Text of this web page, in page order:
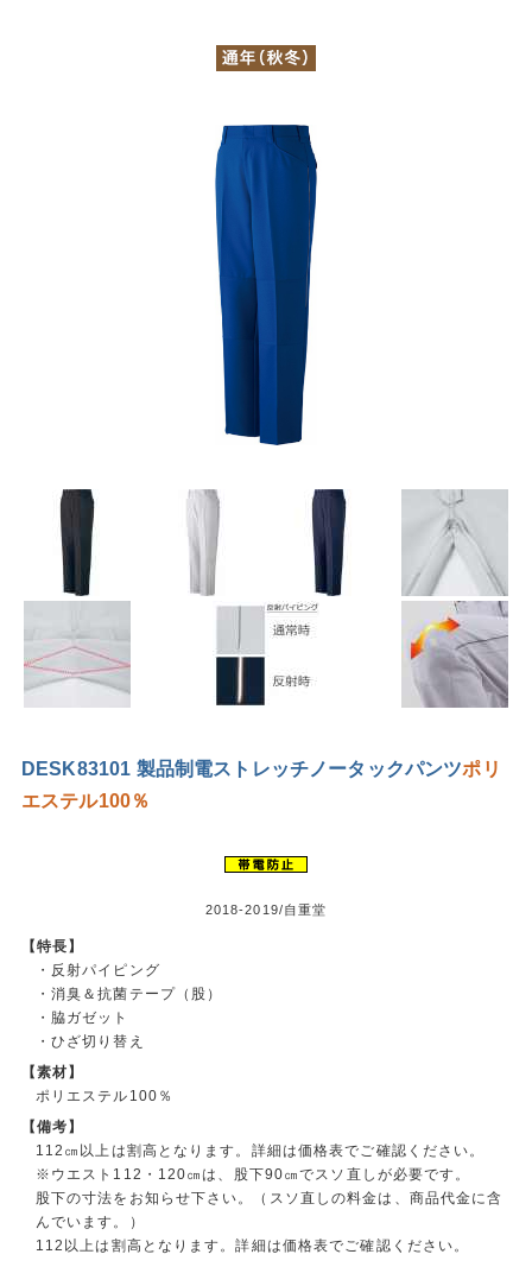
DESK83101 製品制電ストレッチノータックパンツポリ
エステル100％
2018-2019/自重堂
【特長】
・反射パイピング
・消臭＆抗菌テープ（股）
・脇ガゼット
・ひざ切り替え
【素材】
ポリエステル100％
【備考】
112㎝以上は割高となります。詳細は価格表でご確認ください。
※ウエスト112・120㎝は、股下90㎝でスソ直しが必要です。
股下の寸法をお知らせ下さい。（スソ直しの料金は、商品代金に含
んでいます。）
112以上は割高となります。詳細は価格表でご確認ください。